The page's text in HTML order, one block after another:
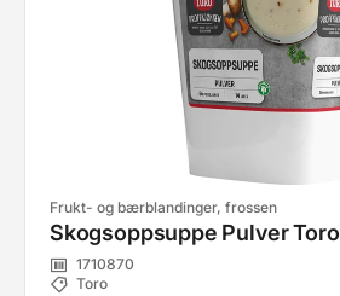
Frukt- og bærblandinger, frossen
Skogsoppsuppe Pulver Toro
1710870
Toro